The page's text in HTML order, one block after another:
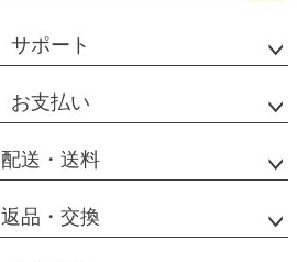
ップ
サポート
お支払い
配送・送料
返品・交換